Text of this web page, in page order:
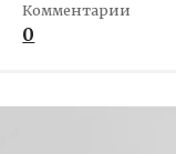
Комментарии
0